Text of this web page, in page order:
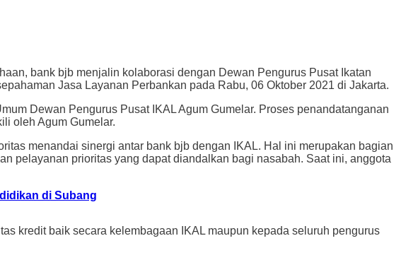
bank bjb menjalin kolaborasi dengan Dewan Pengurus Pusat Ikatan
Jasa Layanan Perbankan pada Rabu, 06 Oktober 2021 di Jakarta.
Dewan Pengurus Pusat IKAL Agum Gumelar. Proses penandatanganan
oleh Agum Gumelar.
menandai sinergi antar bank bjb dengan IKAL. Hal ini merupakan bagian
pelayanan prioritas yang dapat diandalkan bagi nasabah. Saat ini, anggota
di Subang
kredit baik secara kelembagaan IKAL maupun kepada seluruh pengurus